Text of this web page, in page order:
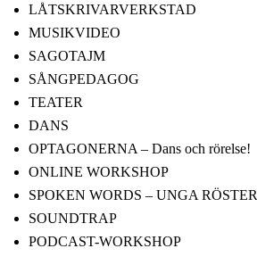
LÅTSKRIVARVERKSTAD
MUSIKVIDEO
SAGOTAJM
SÅNGPEDAGOG
TEATER
DANS
OPTAGONERNA – Dans och rörelse!
ONLINE WORKSHOP
SPOKEN WORDS – UNGA RÖSTER
SOUNDTRAP
PODCAST-WORKSHOP